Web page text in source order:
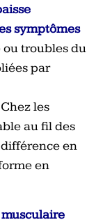
symptômes
troubles du
par
les
au fil des
en
en
musculaire